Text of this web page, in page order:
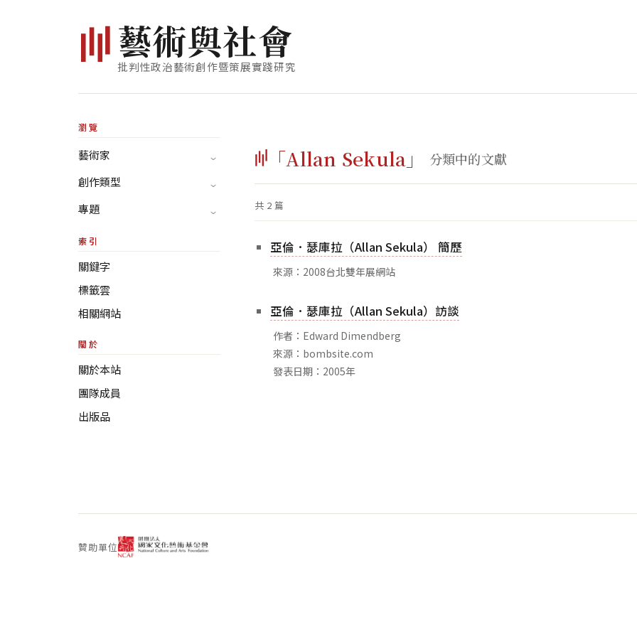
藝術與社會
批判性政治藝術創作暨策展實踐研究
瀏覽
藝術家
創作類型
專題
索引
關鍵字
標籤雲
相關網站
關於
關於本站
團隊成員
出版品
「Allan Sekula」 分類中的文獻
共 2 篇
亞倫．瑟庫拉（Allan Sekula） 簡歷
來源：2008台北雙年展網站
亞倫．瑟庫拉（Allan Sekula）訪談
作者：Edward Dimendberg
來源：bombsite.com
發表日期：2005年
贊助單位